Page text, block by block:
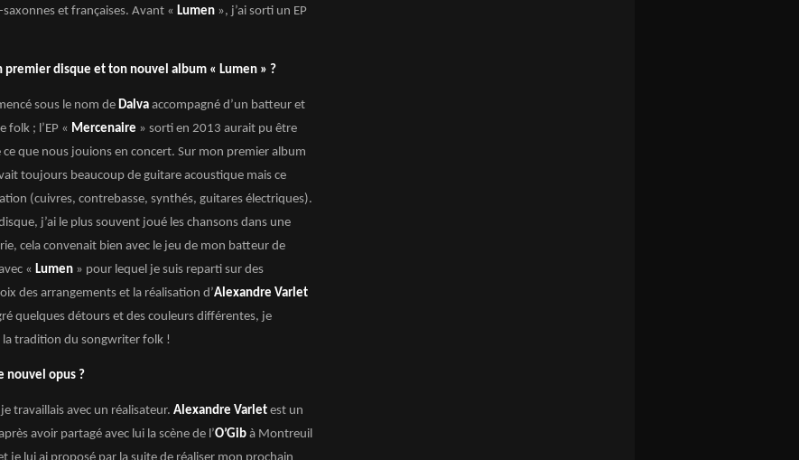
et françaises. Avant « Lumen », j’ai sorti un EP
disque et ton nouvel album « Lumen » ?
sous le nom de Dalva accompagné d’un batteur et
folk ; l’EP « Mercenaire » sorti en 2013 aurait pu être
que nous jouions en concert. Sur mon premier album
toujours beaucoup de guitare acoustique mais ce
(cuivres, contrebasse, synthés, guitares électriques).
j’ai le plus souvent joué les chansons dans une
cela convenait bien avec le jeu de mon batteur de
« Lumen » pour lequel je suis reparti sur des
des arrangements et la réalisation d’Alexandre Varlet
quelques détours et des couleurs différentes, je
la tradition du songwriter folk !
nouvel opus ?
travaillais avec un réalisateur. Alexandre Varlet est un
avoir partagé avec lui la scène de l’O’Gib à Montreuil